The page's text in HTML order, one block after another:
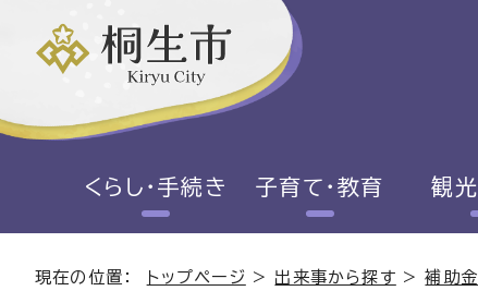
くらし・手続き 子育て・教育 観光
現在の位置： トップページ > 出来事から探す >補助